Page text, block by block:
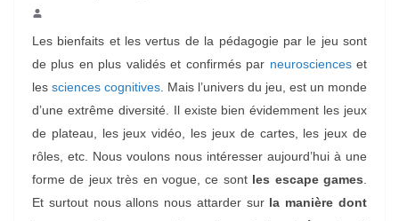
Les bienfaits et les vertus de la pédagogie par le jeu sont
de plus en plus validés et confirmés par neuroscienceset
les sciences cognitives. Mais l’univers du jeu, est un monde
d’une extrême diversité. Il existe bien évidemment les jeux
de plateau, les jeux vidéo, les jeux de cartes, les jeux de
rôles, etc. Nous voulons nous intéresser aujourd’hui à une
forme de jeux très en vogue, ce sont les escape games.
Et surtout nous allons nous attarder surla manière dont